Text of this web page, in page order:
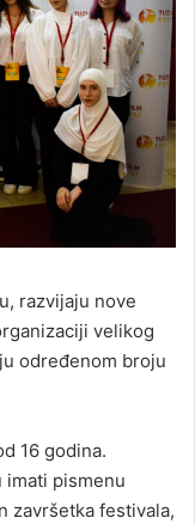
razvijaju nove
velikog
određenom broju
16 godina.
imati pismenu
završetka festivala,